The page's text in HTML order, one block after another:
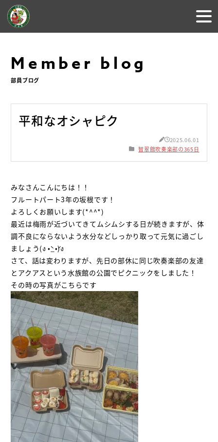
Member blog
部員ブログ
平和なオシャピク
2025.06.01
智翠館吹奏楽部の365日
みなさんこんにちは！！
フルートパート3年の坂根です！
よろしくお願いします(*^^*)
最近は梅雨が近づいてきてムシムシする日が続きますが、体
調不良にならないよう水分などしっかり取って元気に過ごし
ましょう(ง •̀_•́)ง
さて、話は変わりますが、先日の部休に同じ吹奏楽部の友達
とアクアスという水族館の公園でピクニックをしました！
その時の写真がこちらです